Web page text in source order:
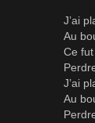
J’ai
Au
Ce
J’ai
Au